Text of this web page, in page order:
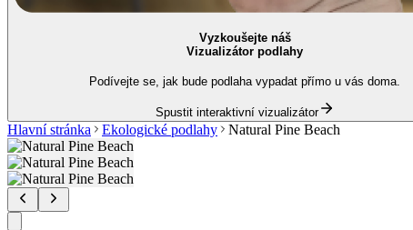
Vyzkoušejte náš
Vizualizátor podlahy
Podívejte se, jak bude podlaha vypadat přímo u vás doma.
Spustit interaktivní vizualizátor
Hlavní stránka Ekologické podlahy Natural Pine Beach